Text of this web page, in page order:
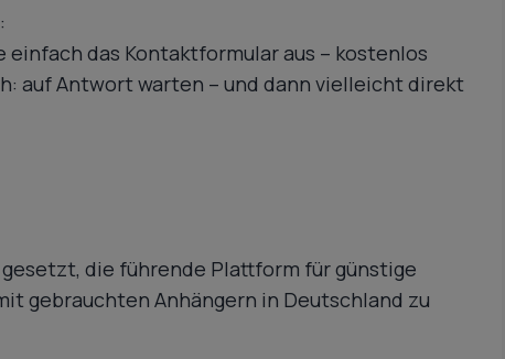
das Kontaktformular aus – kostenlos
auf Antwort warten – und dann vielleicht direkt
die führende Plattform für günstige
gebrauchten Anhängern in Deutschland zu